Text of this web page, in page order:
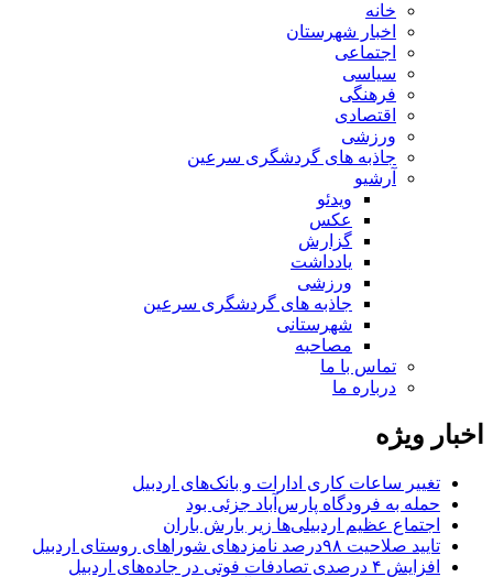
خانه
اخبار شهرستان
اجتماعی
سیاسی
فرهنگی
اقتصادی
ورزشی
جاذبه های گردشگری سرعین
آرشیو
ویدئو
عکس
گزارش
یادداشت
ورزشی
جاذبه های گردشگری سرعین
شهرستانی
مصاحبه
تماس با ما
درباره ما
اخبار ویژه
تغییر ساعات کاری ادارات و بانک‌های اردبیل
حمله به فرودگاه پارس‌‌آباد جزئی بود
اجتماع عظیم اردبیلی‌ها زیر بارش باران
تایید صلاحیت ۹۸درصد نامزدهای شوراهای روستای اردبیل
افزایش ۴ درصدی تصادفات فوتی در جاده‌های اردبیل